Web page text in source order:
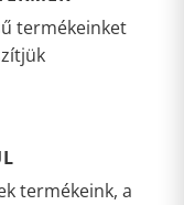
termékeinket
termékeink, a